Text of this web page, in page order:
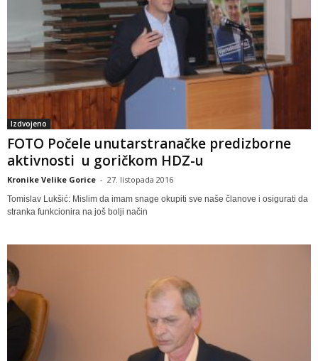
Izdvojeno
FOTO Počele unutarstranačke predizborne
aktivnosti u goričkom HDZ-u
Kronike Velike Gorice - 27. listopada 2016
Tomislav Lukšić: Mislim da imam snage okupiti sve naše članove i osigurati da
stranka funkcionira na još bolji način